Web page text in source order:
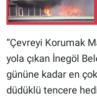
“Çevreyi Korumak
yola çıkan İnegöl
gününe kadar en
düdüklü tencere